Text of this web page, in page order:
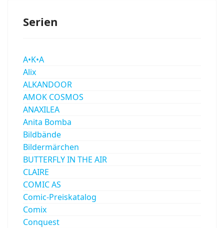
Serien
A•K•A
Alix
ALKANDOOR
AMOK COSMOS
ANAXILEA
Anita Bomba
Bildbände
Bildermärchen
BUTTERFLY IN THE AIR
CLAIRE
COMIC AS
Comic-Preiskatalog
Comix
Conquest